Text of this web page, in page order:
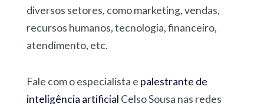
diversos setores, como marketing, vendas,
recursos humanos, tecnologia, financeiro,
atendimento, etc.
Fale com o especialista e palestrante de
inteligência artificial Celso Sousa nas redes